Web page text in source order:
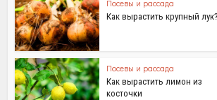
Посевы и рассада
Как вырастить крупный лук?
Посевы и рассада
Как вырастить лимон из
косточки